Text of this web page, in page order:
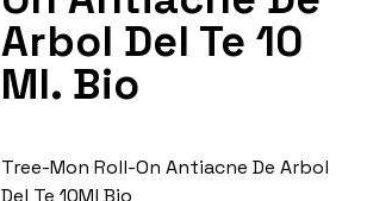
Arbol Del Te 10
Ml. Bio
Tree-Mon Roll-On Antiacne De Arbol